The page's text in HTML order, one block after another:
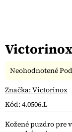
Kód: 4.0506.L
Kožené puzdro pre
Priemerné
produktu
0,0
5
Neohodnotené
Značka: Victorinox